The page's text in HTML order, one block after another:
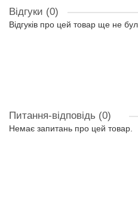
Відгуки (0)
Відгуків про цей товар ще не
Питання-відповідь (0)
Немає запитань про цей товар.